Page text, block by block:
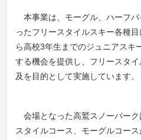
本事業は、モーグル、ハーフ
ったフリースタイルスキー各種
ら高校3年生までのジュニアスキ
する機会を提供し、フリースタ
及を目的として実施しています。
会場となった高鷲スノーパー
スタイルコース、モーグルコー